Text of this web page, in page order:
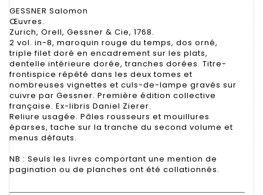
GESSNER Salomon
Œuvres.
Zurich, Orell, Gessner & Cie, 1768.
2 vol. in-8, maroquin rouge du temps, dos orné,
triple filet doré en encadrement sur les plats,
dentelle intérieure dorée, tranches dorées. Titre-
frontispice répété dans les deux tomes et
nombreuses vignettes et culs-de-lampe gravés sur
cuivre par Gessner. Première édition collective
française. Ex-libris Daniel Zierer.
Reliure usagée. Pâles rousseurs et mouillures
éparses, tache sur la tranche du second volume et
menus défauts.
NB : Seuls les livres comportant une mention de
pagination ou de planches ont été collationnés.